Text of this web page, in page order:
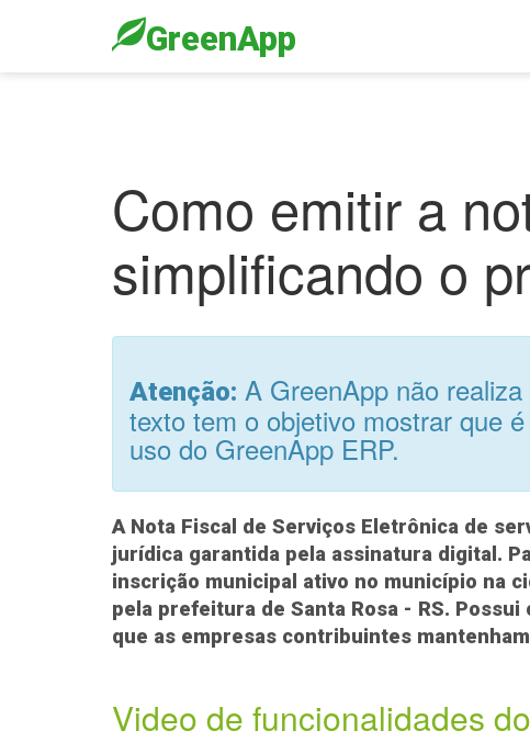
GreenApp
Como emitir a
simplificando o
Atenção: A GreenApp não
texto tem o objetivo mostrar que
uso do GreenApp ERP.
A Nota Fiscal de Serviços Eletrônica de
jurídica garantida pela assinatura digital.
inscrição municipal ativo no município na
pela prefeitura de Santa Rosa - RS.
que as empresas contribuintes
Video de funcionalidades